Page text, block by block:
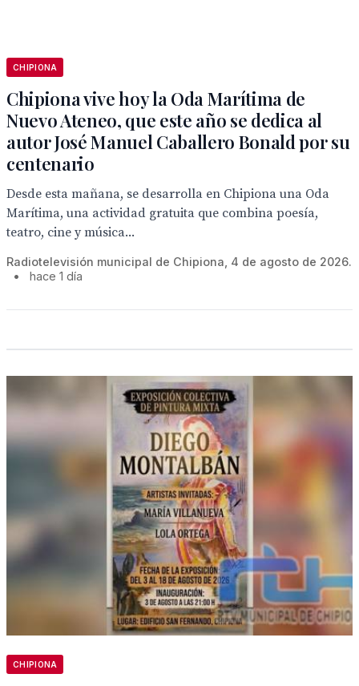
CHIPIONA
Chipiona vive hoy la Oda Marítima de
Nuevo Ateneo, que este año se dedica al
autor José Manuel Caballero Bonald por su
centenario
Desde esta mañana, se desarrolla en Chipiona una Oda
Marítima, una actividad gratuita que combina poesía,
teatro, cine y música...
Radiotelevisión municipal de Chipiona, 4 de agosto de 2026.
•
hace 1 día
CHIPIONA